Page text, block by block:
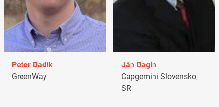
Peter Badík
GreenWay
Ján Bagin
Capgemini Slovensko,
SR